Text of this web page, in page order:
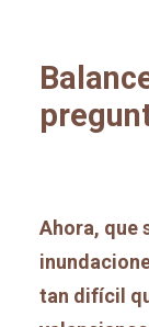
Ahora, que
tan difícil